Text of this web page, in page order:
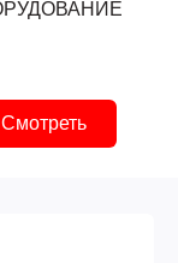
Смотреть